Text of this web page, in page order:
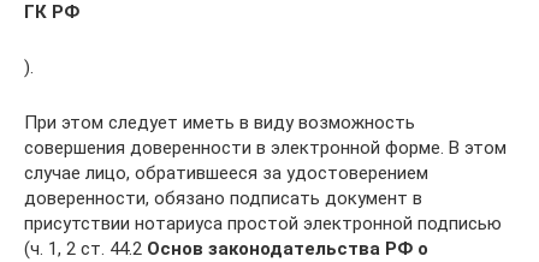
ГК РФ
).
При этом следует иметь в виду возможность
совершения доверенности в электронной форме. В этом
случае лицо, обратившееся за удостоверением
доверенности, обязано подписать документ в
присутствии нотариуса простой электронной подписью
(ч. 1, 2 ст. 44.2 Основ законодательства РФ о